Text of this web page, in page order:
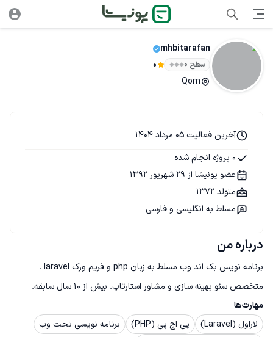
mhbitarafan
سطح ۰ 0
Qom
درباره من
برنامه نویس بک اند وب مسلط به زبان php و فریم ورک laravel .
متخصص سئو بهینه سازی و مشاور استارتاپ. بیش از ۱۰ سال سابقه.
مهارت‌ها
لاراول (Laravel)
پی اچ پی (PHP)
برنامه نویسی تحت وب
آخرین فعالیت 05 مرداد 1404
0 پروژه انجام شده
عضو پونیشا از 29 شهریور 1392
متولد 1372
مسلط به انگلیسی و فارسی